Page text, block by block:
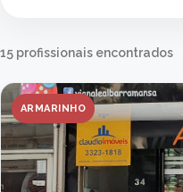
15 profissionais encontrados
ARMARINHO